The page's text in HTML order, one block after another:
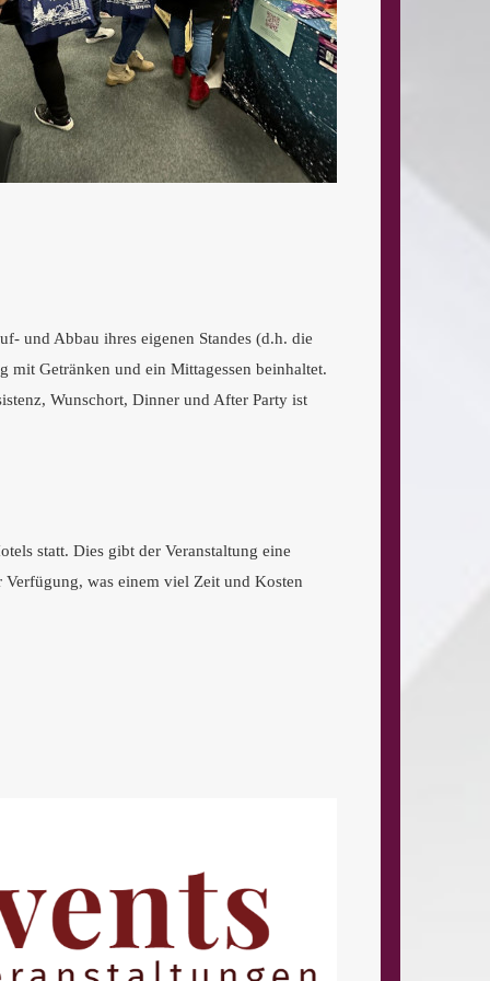
und Abbau ihres eigenen Standes (d.h. die
mit Getränken und ein Mittagessen beinhaltet.
Wunschort, Dinner und After Party ist
statt. Dies gibt der Veranstaltung eine
was einem viel Zeit und Kosten